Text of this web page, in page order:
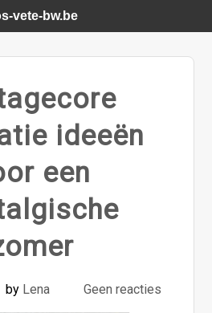
vete-bw.be
ideeën
een
by Lena Geen reacties